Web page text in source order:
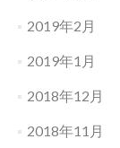
2019年2月
2019年1月
2018年12月
2018年11月